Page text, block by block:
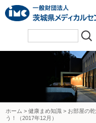
Skip
to
content
ホーム > 健康まめ知識 > お部屋の
う！（2017年12月）